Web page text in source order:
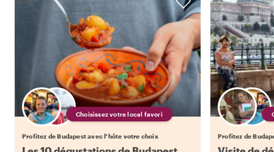
Choisissez votre local favori
Profitez de Budapest avec l'hôte votre choix Profitez de